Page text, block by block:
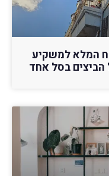
ב-2026? הניתוח המלא למשקיע
בסל אחד